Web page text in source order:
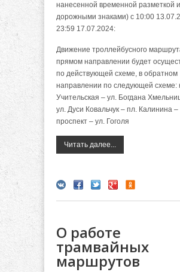
нанесенной временной разметкой и
дорожными знаками) с 10:00
23:59 17.07.2024:
Движение троллейбусного
прямом направлении будет
по действующей схеме, в обратном
направлении по следующей схеме:
Учительская – ул. Богдана
ул. Дуси Ковальчук – пл. Калинина
проспект – ул. Гоголя
Читать далее...
О работе
трамвайных
маршрутов